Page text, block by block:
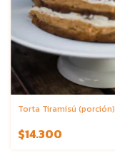
Torta Tiramisú (porción)
$14.300